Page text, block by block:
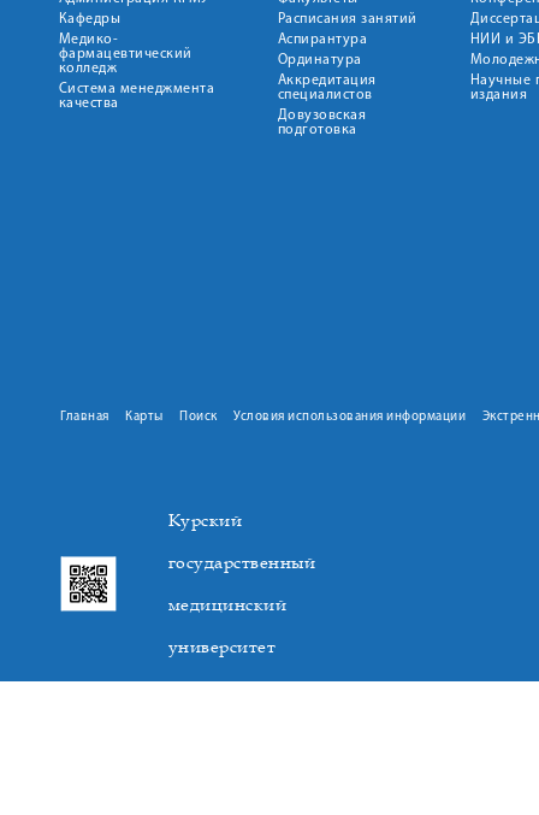
Кафедры
Медико-
фармацевтический
колледж
Система менеджмента
качества
Расписания занятий
Аспирантура
Ординатура
Аккредитация
специалистов
Довузовская
подготовка
НИИ и
Научные
издания
Главная Карты Поиск Условия использования информации
Курский
государственный
медицинский
университет